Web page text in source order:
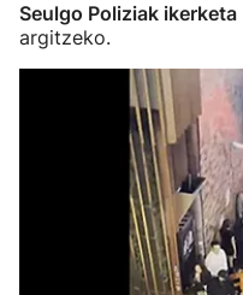
Seulgo Poliziak ikerketa
argitzeko.